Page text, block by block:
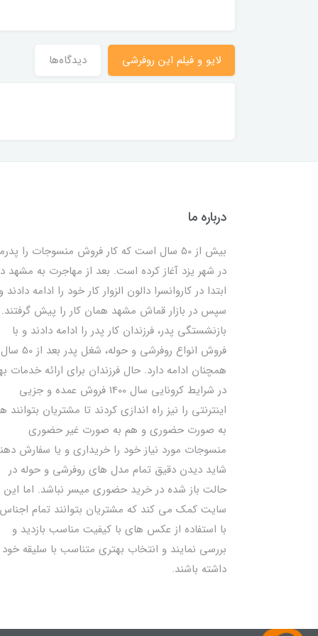
لایو و فیلم این روفرشی دیدگاه‌ها
درباره ما
بیش از 50 سال است که کار فروش منسوجات را
در شهر یزد آغاز کرده است. بعد از مهاجرت به مشهد
ابتدا در کاروانسرا دالون الزوار کار خود را ادامه دادند و
سپس در بازار قماش مشهد همان کار را پیش گرفتند.
بازنشستگی پدر، فرزندان کار پدر را ادامه دادند و با
فروش انواع روفرشی و حوله، شغل پدر بعد از 50 سال
همچنان ادامه دارد. حال فرزندان برای ارائه خدمات
در شرایط کرونایی سال 1400 فروش عمده و جزیی
اینترنتی را نیز راه اندازی کردند تا مشتریان بتوانند
به صورت حضوری و هم به صورت غیر حضوری
منسوجات مورد نیاز خود را خریداری و یا سفارش
شاید دیدن دقیق تمام مدل های روفرشی و حوله در
حالت باز شده در خرید حضوری میسر نباشد. اما این
سایت کمک می کند که مشتریان بتوانند تمام اجناس
با استفاده از عکس های با کیفیت مناسب بازدید و
بررسی نمایند و انتخاب بهتری متناسب با سلیقه خود
داشته باشند.